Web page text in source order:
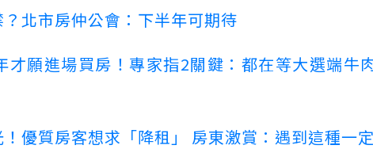
北市房仲公會：下半年可期待
才願進場買房！專家指2關鍵：都在等大選端牛
優質房客想求「降租」 房東激賞：遇到這種一